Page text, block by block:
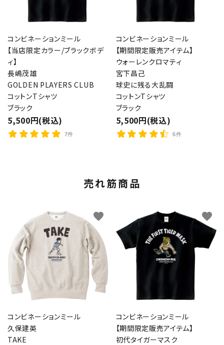
コンビネーションミール
【当店限定カラー/ブラックボデ
ィ】
長嶋茂雄
GOLDEN PLAYERS CLUB
コットンTシャツ
ブラック
5,500円(税込)
7件
コンビネーションミール
【期間限定販売アイテム】
ウォーレンクロマティ
宮下昌己
球史に残る大乱闘
コットンTシャツ
ブラック
5,500円(税込)
6件
売れ筋商品
コンビネーションミール
久保建英
TAKE
favorite
コンビネーションミール
【期間限定販売アイテム】
初代タイガーマスク
favorite